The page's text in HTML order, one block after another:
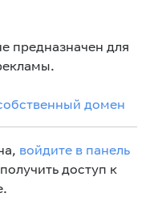
предназначен для
домен
войдите в панель
доступ к